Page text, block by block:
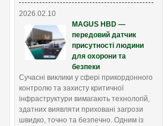
2026.02.10
MAGUS HBD —
передовий датчик
присутності людини
для охорони та
безпеки
Сучасні виклики у сфері прикордонного
контролю та захисту критичної
інфраструктури вимагають технологій,
здатних виявляти приховані загрози
швидко, точно та безпечно. Одним із